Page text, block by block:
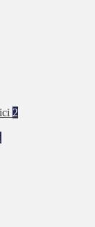
2